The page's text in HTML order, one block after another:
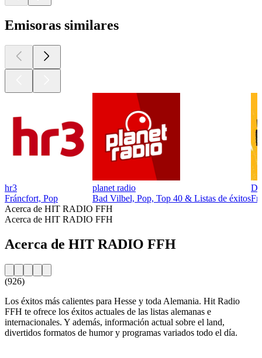
Emisoras similares
hr3
Fráncfort, Pop
planet radio
Bad Vilbel, Pop, Top 40 & Listas de éxitos
Acerca de HIT RADIO FFH
Acerca de HIT RADIO FFH
Acerca de HIT RADIO FFH
(926)
Los éxitos más calientes para Hesse y toda Alemania. Hit Radio
FFH te ofrece los éxitos actuales de las listas alemanas e
internacionales. Y además, información actual sobre el land,
divertidos formatos de humor y programas variados todo el día.